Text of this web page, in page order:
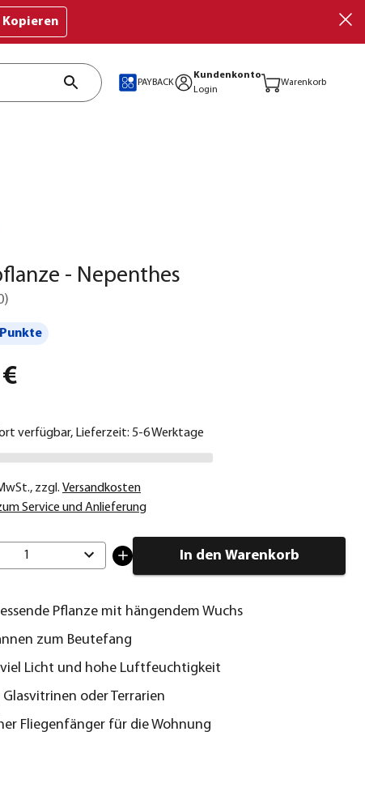
Kopieren
PAYBACK
Kundenkonto
Login
Warenkorb
- Nepenthes
)
verfügbar, Lieferzeit: 5-6 Werktage
, zzgl. Versandkosten
Service und Anlieferung
1 In den Warenkorb
Pflanze mit hängendem Wuchs
zum Beutefang
Licht und hohe Luftfeuchtigkeit
Glasvitrinen oder Terrarien
Fliegenfänger für die Wohnung